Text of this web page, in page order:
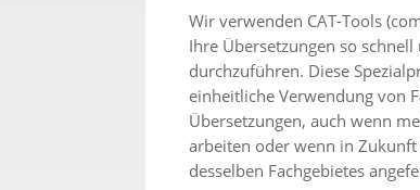
Wir verwenden CAT-Tools
Ihre Übersetzungen so
durchzuführen. Diese
einheitliche Verwendung von
Übersetzungen, auch wenn
arbeiten oder wenn in
desselben Fachgebietes